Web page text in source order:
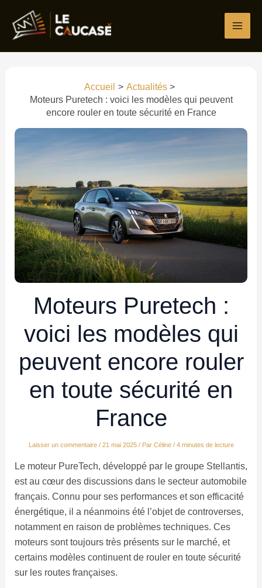
contenu
Accueil
Actualités
Moteurs Puretech : voici les modèles qui peuvent
encore rouler en toute sécurité en France
Moteurs Puretech :
voici les modèles qui
peuvent encore rouler
en toute sécurité en
France
Laisser un commentaire / 21 mai 2025 / Par Céline / 4 minutes de lecture
Le moteur PureTech, développé par le groupe Stellantis,
est au cœur des discussions dans le secteur automobile
français. Connu pour ses performances et son efficacité
énergétique, il a néanmoins été l’objet de controverses,
notamment en raison de problèmes techniques. Ces
moteurs sont toujours très présents sur le marché, et
certains modèles continuent de rouler en toute sécurité
sur les routes françaises.
ici…
mail*